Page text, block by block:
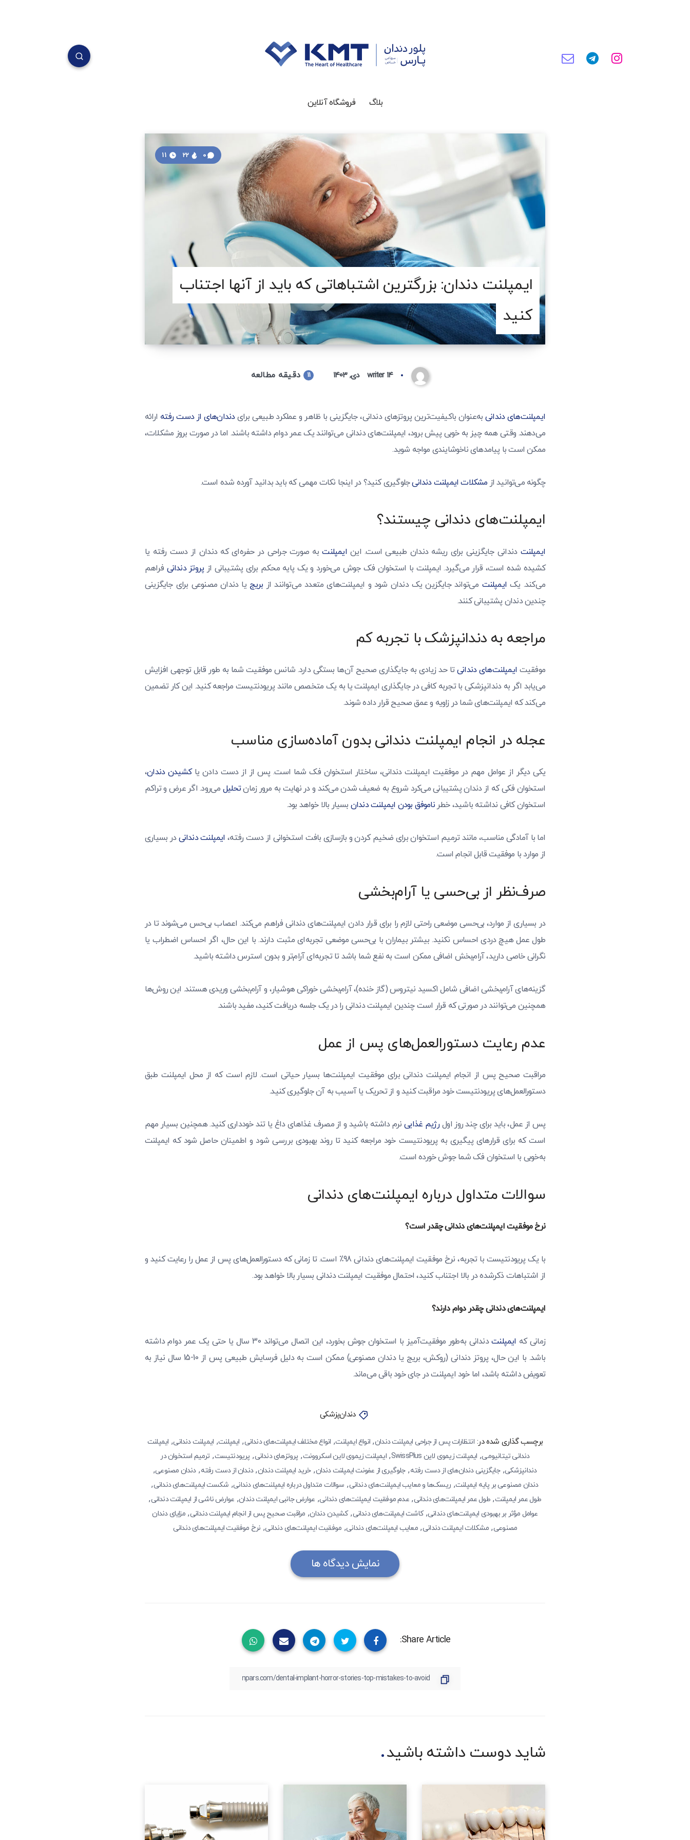
بلاگ فروشگاه آنلاین
ایمپلنت دندان: بزرگترین اشتباهاتی که باید از آنها اجتناب
کنید
0
22
writer ۱۴ دی, ۱۴۰۳ 11 دقیقه مطالعه
ایمپلنت‌های دندانیبه‌عنوان باکیفیت‌ترین پروتزهای دندانی، جایگزینی با ظاهر و عملکرد طبیعی برایدندان‌های از دست رفته ارائه
می‌دهند. وقتی همه چیز به خوبی پیش برود، ایمپلنت‌های دندانی می‌توانند یک عمر دوام داشته باشند. اما در صورت بروز مشکلات،
ممکن است با پیامدهای ناخوشایندی مواجه شوید.
چگونه می‌توانید از مشکلات ایمپلنت دندانیجلوگیری کنید؟ در اینجا نکات مهمی که باید بدانید آورده شده است.
ایمپلنت‌های دندانی چیستند؟
ایمپلنت دندانی جایگزینی برای ریشه دندان طبیعی است. این ایمپلنتبه صورت جراحی در حفره‌ای که دندان از دست رفته یا
کشیده شده است، قرار می‌گیرد. ایمپلنت با استخوان فک جوش می‌خورد و یک پایه محکم برای پشتیبانی از پروتز دندانی فراهم
می‌کند. یک ایمپلنت می‌تواند جایگزین یک دندان شود و ایمپلنت‌های متعدد می‌توانند از بریج یا دندان مصنوعی برای جایگزینی
چندین دندان پشتیبانی کنند.
مراجعه به دندانپزشک با تجربه کم
موفقیت ایمپلنت‌های دندانیتا حد زیادی به جایگذاری صحیح آن‌ها بستگی دارد. شانس موفقیت شما به طور قابل توجهی افزایش
می‌یابد اگر به دندانپزشکی با تجربه کافی در جایگذاری ایمپلنت یا به یک متخصص مانند پریودنتیست مراجعه کنید. این کار تضمین
می‌کند که ایمپلنت‌های شما در زاویه و عمق صحیح قرار داده شوند.
عجله در انجام ایمپلنت دندانی بدون آماده‌سازی مناسب
یکی دیگر از عوامل مهم در موفقیت ایمپلنت دندانی، ساختار استخوان فک شما است. پس از از دست دادن یا کشیدن دندان،
استخوان فکی که از دندان پشتیبانی می‌کرد شروع به ضعیف شدن می‌کند و در نهایت به مرور زمانتحلیل می‌رود. اگر عرض و تراکم
استخوان کافی نداشته باشید، خطرناموفق بودن ایمپلنت دندان بسیار بالا خواهد بود.
اما با آمادگی مناسب، مانند ترمیم استخوان برای ضخیم کردن و بازسازی بافت استخوانی از دست رفته، ایمپلنت دندانیدر بسیاری
از موارد با موفقیت قابل انجام است.
صرف‌نظر از بی‌حسی یا آرام‌بخشی
در بسیاری از موارد، بی‌حسی موضعی راحتی لازم را برای قرار دادن ایمپلنت‌های دندانی فراهم می‌کند. اعصاب بی‌حس می‌شوند تا در
طول عمل هیچ دردی احساس نکنید. بیشتر بیماران با بی‌حسی موضعی تجربه‌ای مثبت دارند. با این حال، اگر احساس اضطراب یا
نگرانی خاصی دارید، آرام‌بخش اضافی ممکن است به نفع شما باشد تا تجربه‌ای آرام‌تر و بدون استرس داشته باشید.
گزینه‌های آرام‌بخشی اضافی شامل اکسید نیتروس (گاز خنده)، آرام‌بخشی خوراکی هوشیار، و آرام‌بخشی وریدی هستند. این روش‌ها
همچنین می‌توانند در صورتی که قرار است چندین ایمپلنت دندانی را در یک جلسه دریافت کنید، مفید باشند.
عدم رعایت دستورالعمل‌های پس از عمل
مراقبت صحیح پس از انجام ایمپلنت دندانی برای موفقیت ایمپلنت‌ها بسیار حیاتی است. لازم است که از محل ایمپلنت طبق
دستورالعمل‌های پریودنتیست خود مراقبت کنید و از تحریک یا آسیب به آن جلوگیری کنید.
پس از عمل، باید برای چند روز اول رژیم غذایینرم داشته باشید و از مصرف غذاهای داغ یا تند خودداری کنید. همچنین بسیار مهم
است که برای قرارهای پیگیری به پریودنتیست خود مراجعه کنید تا روند بهبودی بررسی شود و اطمینان حاصل شود که ایمپلنت
به‌خوبی با استخوان فک شما جوش خورده است.
سوالات متداول درباره ایمپلنت‌های دندانی
نرخ موفقیت ایمپلنت‌های دندانی چقدر است؟
با یک پریودنتیست با تجربه، نرخ موفقیت ایمپلنت‌های دندانی 98٪ است. تا زمانی که دستورالعمل‌های پس از عمل را رعایت کنید و
از اشتباهات ذکرشده در بالا اجتناب کنید، احتمال موفقیت ایمپلنت دندانی بسیار بالا خواهد بود.
ایمپلنت‌های دندانی چقدر دوام دارند؟
زمانی که ایمپلنت
دندانی به‌طور موفقیت‌آمیز با استخوان جوش بخورد، این اتصال می‌تواند 30 سال یا حتی یک عمر دوام داشته
باشد. با این حال، پروتز دندانی (روکش، بریج یا دندان مصنوعی) ممکن است به دلیل فرسایش طبیعی پس از 10-15 سال نیاز به
تعویض داشته باشد، اما خود ایمپلنت در جای خود باقی می‌ماند.
دندان‌پزشکی
برچسب گذاری شده در: انتظارات پس از جراحی ایمپلنت دندان,انواع ایمپلنت‌, انواع مختلف ایمپلنت‌های دندانی, ایمپلنت, ایمپلنت دندانی, ایمپلنت
دندانی تیتانیومی, ایمپلنت زیموی لاین SwissPlus ,ایمپلنت زیموی لاین اسکروونت, پروتزهای دندانی, پریودنتیست,ترمیم استخوان در
دندانپزشکی,جایگزینی دندان‌های از دست رفته,جلوگیری از عفونت ایمپلنت دندان,خرید ایمپلنت دندان,دندان از دست رفته,دندان‌ مصنوعی,
دندان مصنوعی بر پایه ایمپلنت, ریسک‌ها و معایب ایمپلنت‌های دندانی, سوالات متداول درباره ایمپلنت‌های دندانی, شکست ایمپلنت‌های دندانی,
طول عمر ایمپلنت‌,طول عمر ایمپلنت‌های دندانی,عدم موفقیت ایمپلنت‌های دندانی, عوارض جانبی ایمپلنت‌ دندان, عوارض ناشی از ایمپلنت‌ دندانی,
عوامل مؤثر بر بهبودی ایمپلنت‌های دندانی,کاشت ایمپلنت‌های دندانی,کشیدن دندان, مراقبت صحیح پس از انجام ایمپلنت دندانی,مزایای دندان
مصنوعی,مشکلات ایمپلنت دندانی,معایب ایمپلنت‌های دندانی, موفقیت ایمپلنت‌های دندانی, نرخ موفقیت ایمپلنت‌های دندانی
نمایش دیدگاه ها
Share Article:
شاید دوست داشته باشید